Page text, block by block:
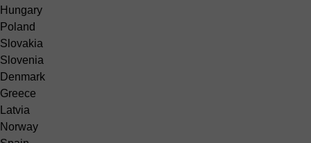
Hungary
Poland
Slovakia
Slovenia
Denmark
Greece
Latvia
Norway